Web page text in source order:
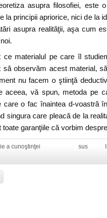
asupra filosofiei, este
la principii apriorice, nici de la
asupra realităţii, aşa cum
ce materialul pe care îl
să observăm acest material,
nu facem o ştiinţă
aceea, vă spun, metoda pe
care o fac înaintea d-voastră
singura care pleacă de la
toate garanţiile că vorbim
a cunoştinţei sus